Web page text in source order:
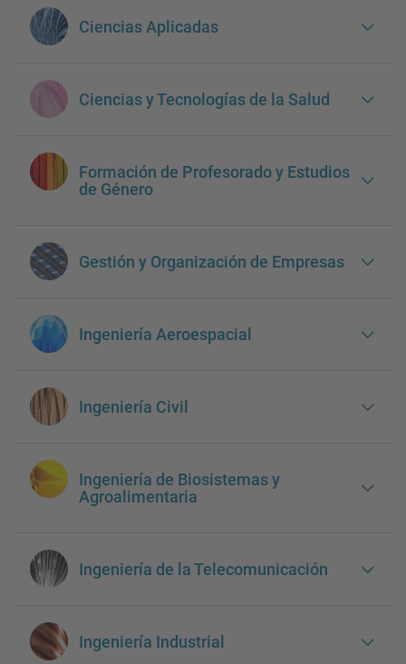
Ciencias Aplicadas
Ciencias y Tecnologías de la Salud
Formación de Profesorado y Estudios
de Género
Gestión y Organización de Empresas
Ingeniería Aeroespacial
Ingeniería Civil
Ingeniería de Biosistemas y
Agroalimentaria
Ingeniería de la Telecomunicación
Ingeniería Industrial